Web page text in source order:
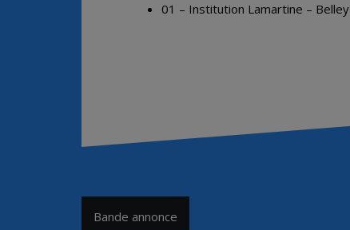
01 – Institution Lamartine – Belley
Navigation
Bande annonce